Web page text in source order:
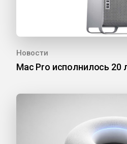
Новости
Mac Pro исполнилось 20